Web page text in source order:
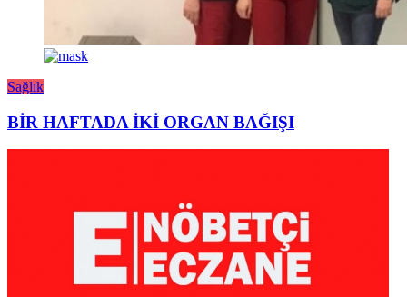
Sağlık
BİR HAFTADA İKİ ORGAN BAĞIŞI